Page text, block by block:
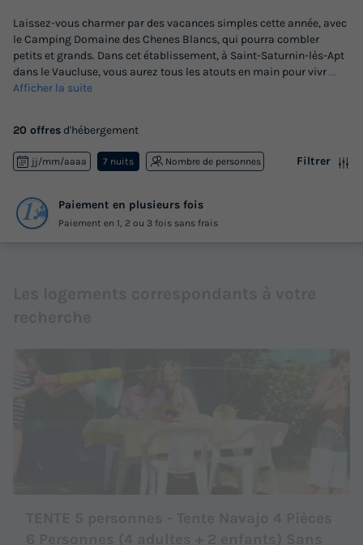
Laissez-vous charmer par des vacances simples cette année, avec
le Camping Domaine des Chenes Blancs, qui pourra combler
petits et grands. Dans cet établissement, à Saint-Saturnin-lès-Apt
dans le Vaucluse, vous aurez tous les atouts en main pour vivr...
Afficher la suite
20 offres d'hébergement
jj/mm/aaaa 7 nuits Nombre de personnes Filtrer
Paiement en plusieurs fois
Paiement en 1, 2 ou 3 fois sans frais